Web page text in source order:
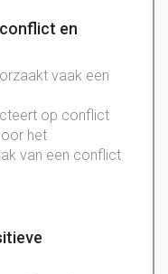
en
vaak een
op conflict
het
van een conflict